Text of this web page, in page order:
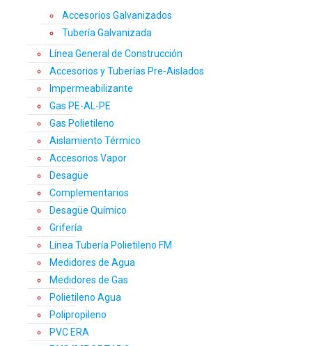
Accesorios Galvanizados
Tubería Galvanizada
Línea General de Construcción
Accesorios y Tuberías Pre-Aislados
Impermeabilizante
Gas PE-AL-PE
Gas Polietileno
Aislamiento Térmico
Accesorios Vapor
Desagüe
Complementarios
Desagüe Químico
Grifería
Línea Tubería Polietileno FM
Medidores de Agua
Medidores de Gas
Polietileno Agua
Polipropileno
PVC ERA